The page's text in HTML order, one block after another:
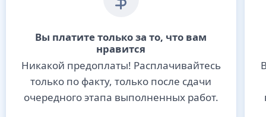
Вы платите только за то, что вам
нравится
Никакой предоплаты! Расплачивайтесь
только по факту, только после сдачи
очередного этапа выполненных работ.